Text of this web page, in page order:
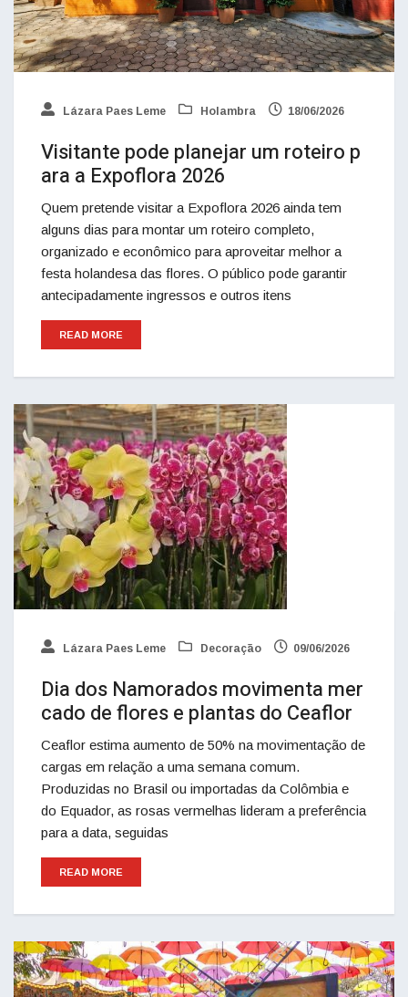
Lázara Paes Leme Holambra 18/06/2026
Visitante pode planejar um roteiro p
ara a Expoflora 2026
Quem pretende visitar a Expoflora 2026 ainda tem
alguns dias para montar um roteiro completo,
organizado e econômico para aproveitar melhor a
festa holandesa das flores. O público pode garantir
antecipadamente ingressos e outros itens
READ MORE
Lázara Paes Leme Decoração 09/06/2026
Dia dos Namorados movimenta mer
cado de flores e plantas do Ceaflor
Ceaflor estima aumento de 50% na movimentação de
cargas em relação a uma semana comum.
Produzidas no Brasil ou importadas da Colômbia e
do Equador, as rosas vermelhas lideram a preferência
para a data, seguidas
READ MORE